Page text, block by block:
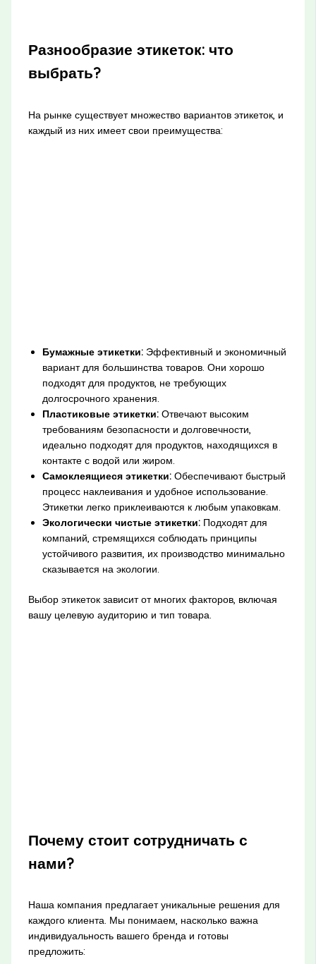
Разнообразие этикеток: что
выбрать?
На рынке существует множество вариантов этикеток, и
каждый из них имеет свои преимущества:
Бумажные этикетки:Эффективный и экономичный
вариант для большинства товаров. Они хорошо
подходят для продуктов, не требующих
долгосрочного хранения.
Пластиковые этикетки:Отвечают высоким
требованиям безопасности и долговечности,
идеально подходят для продуктов, находящихся в
контакте с водой или жиром.
Самоклеящиеся этикетки:Обеспечивают быстрый
процесс наклеивания и удобное использование.
Этикетки легко приклеиваются к любым упаковкам.
Экологически чистые этикетки:Подходят для
компаний, стремящихся соблюдать принципы
устойчивого развития, их производство минимально
сказывается на экологии.
Выбор этикеток зависит от многих факторов, включая
вашу целевую аудиторию и тип товара.
Почему стоит сотрудничать с
нами?
Наша компания предлагает уникальные решения для
каждого клиента. Мы понимаем, насколько важна
индивидуальность вашего бренда и готовы
предложить: